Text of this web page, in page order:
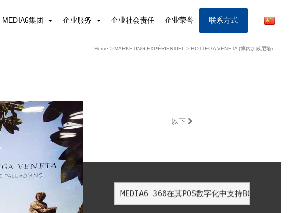
MEDIA6集团 企业服务 企业社会责任 企业荣誉 联系方式
Home >MARKETING EXPÉRIENTIEL >BOTTEGA VENETA (博内加威尼塔)
以下
MEDIA6 360在其POS数字化中支持BOTTEGA